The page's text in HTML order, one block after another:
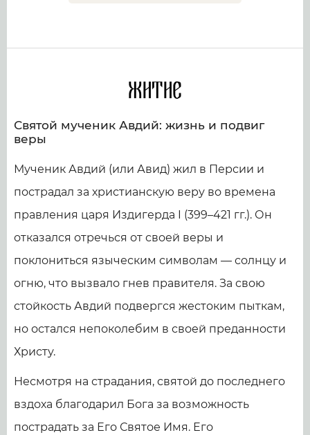
Житие
Святой мученик Авдий: жизнь и подвиг
веры
Мученик Авдий (или Авид) жил в Персии и
пострадал за христианскую веру во времена
правления царя Издигерда I (399–421 гг.). Он
отказался отречься от своей веры и
поклониться языческим символам — солнцу и
огню, что вызвало гнев правителя. За свою
стойкость Авдий подвергся жестоким пыткам,
но остался непоколебим в своей преданности
Христу.
Несмотря на страдания, святой до последнего
вздоха благодарил Бога за возможность
пострадать за Его Святое Имя. Его